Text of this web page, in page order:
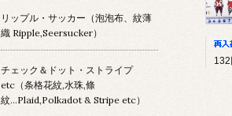
リップル・サッカー（泡泡布、紋薄
織 Ripple,Seersucker）
チェック＆ドット・ストライプ
etc（条格花紋,水珠,條
紋...Plaid,Polkadot & Stripe etc）